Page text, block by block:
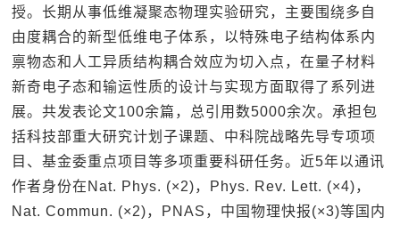
授。长期从事低维凝聚态物理实验研究，主要围绕多自
由度耦合的新型低维电子体系，以特殊电子结构体系内
禀物态和人工异质结构耦合效应为切入点，在量子材料
新奇电子态和输运性质的设计与实现方面取得了系列进
展。共发表论文100余篇，总引用数5000余次。承担包
括科技部重大研究计划子课题、中科院战略先导专项项
目、基金委重点项目等多项重要科研任务。近5年以通讯
作者身份在Nat. Phys. (×2)，Phys. Rev. Lett. (×4)，
Nat. Commun. (×2)，PNAS，中国物理快报(×3)等国内